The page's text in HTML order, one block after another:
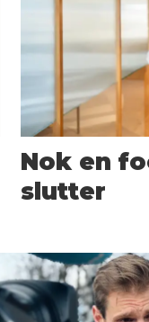
Nok en
slutter